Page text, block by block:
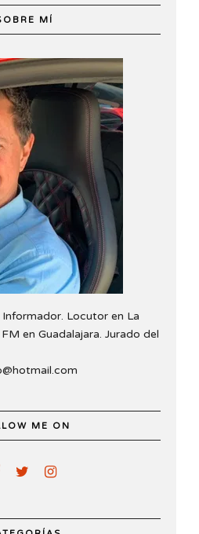
MÍ
Locutor en La
en Guadalajara. Jurado del
ME ON